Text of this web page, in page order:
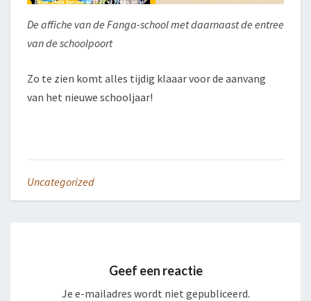
De affiche van de Fanga-school met daarnaast de entree
van de schoolpoort
Zo te zien komt alles tijdig klaaar voor de aanvang
van het nieuwe schooljaar!
Uncategorized
Geef een reactie
Je e-mailadres wordt niet gepubliceerd.